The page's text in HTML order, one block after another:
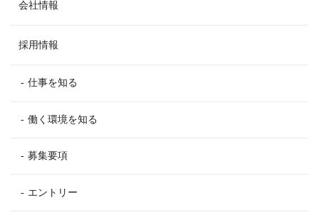
会社情報
採用情報
仕事を知る
働く環境を知る
募集要項
エントリー